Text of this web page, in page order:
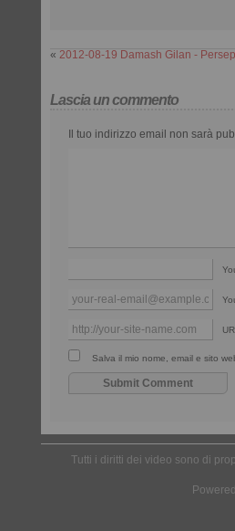
« 2012-08-19 Damash Gilan -
Lascia un commento
Il tuo indirizzo email non sarà
Salva il mio nome, email e sito
Tutti i diritti dei video sono di